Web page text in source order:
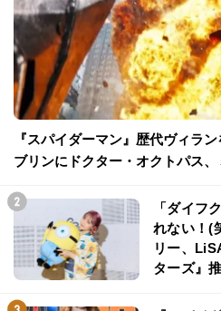
『スパイダーマン』歴代ヴィラ
ブリンにドクター・オクトパス
「ダイフ
れない！(
リー、
ターズ』